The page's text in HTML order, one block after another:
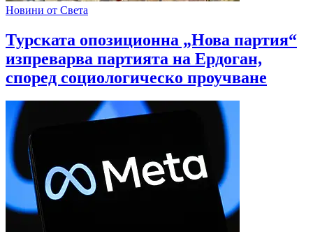
Новини от Света
Турската опозиционна „Нова партия“
изпреварва партията на Ердоган,
според социологическо проучване